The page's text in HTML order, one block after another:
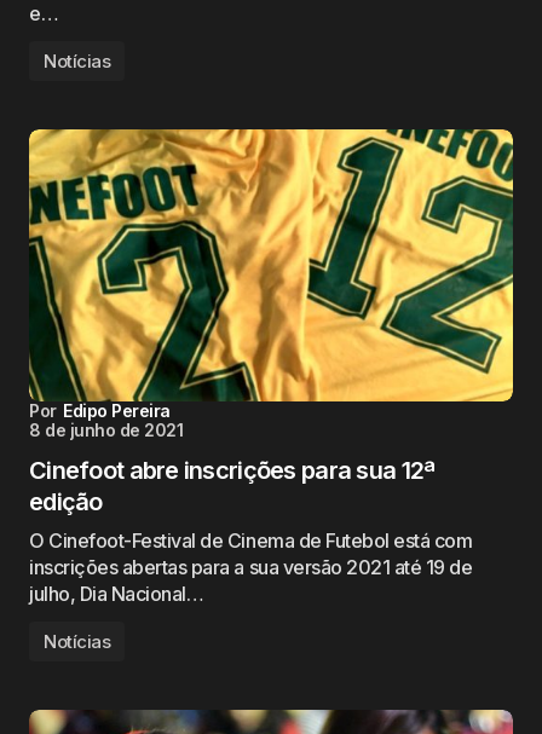
e…
Notícias
Por Edipo Pereira
8 de junho de 2021
Cinefoot abre inscrições para sua 12ª
edição
O Cinefoot-Festival de Cinema de Futebol está com
inscrições abertas para a sua versão 2021 até 19 de
julho, Dia Nacional…
Notícias